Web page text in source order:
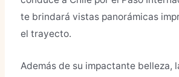
te brindará vistas panorámicas
el trayecto.
Además de su impactante belleza,